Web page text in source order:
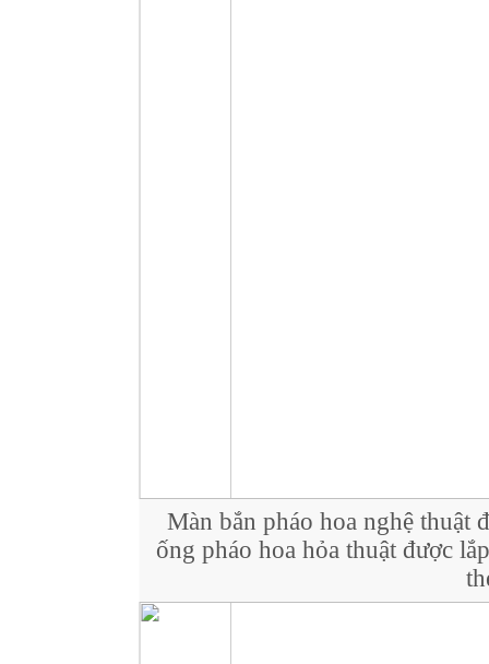
Màn bắn pháo hoa nghệ thuật
ống pháo hoa hỏa thuật được